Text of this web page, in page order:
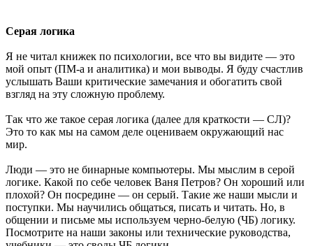
Серая логика
Я не читал книжек по психологии, все что вы видите — это
мой опыт (ПМ-а и аналитика) и мои выводы. Я буду счастлив
услышать Ваши критические замечания и обогатить свой
взгляд на эту сложную проблему.
Так что же такое серая логика (далее для краткости — СЛ)?
Это то как мы на самом деле оцениваем окружающий нас
мир.
Люди — это не бинарные компьютеры. Мы мыслим в серой
логике. Какой по себе человек Ваня Петров? Он хороший или
плохой? Он посредине — он серый. Такие же наши мысли и
поступки. Мы научились общаться, писать и читать. Но, в
общении и письме мы используем черно-белую (ЧБ) логику.
Посмотрите на наши законы или технические руководства,